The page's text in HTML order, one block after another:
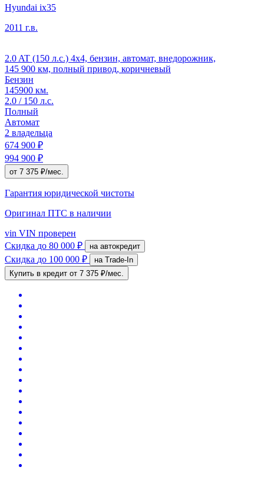
Hyundai ix35
2011 г.в.
2.0 AT (150 л.с.) 4x4, бензин, автомат, внедорожник,
145 900 км, полный привод, коричневый
Бензин
145900 км.
2.0 / 150 л.с.
Полный
Автомат
2 владельца
674 900 ₽
994 900 ₽
от 7 375 ₽/мес.
Гарантия юридической чистоты
Оригинал ПТС в наличии
vin VIN проверен
Скидка до 80 000 ₽ на автокредит
Скидка до 100 000 ₽
на Trade-In
Купить в кредит от 7 375 ₽/мес.